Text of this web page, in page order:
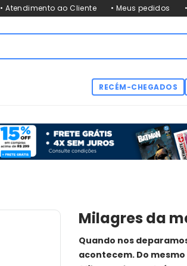
• Atendimento ao Cliente • Meus pedidos
RECÉM-CHEGADOS
Milagres da
Quando nos
acontecem. Do